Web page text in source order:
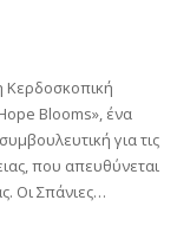
Κερδοσκοπική
Blooms», ένα
για τις
που απευθύνεται
Οι Σπάνιες…